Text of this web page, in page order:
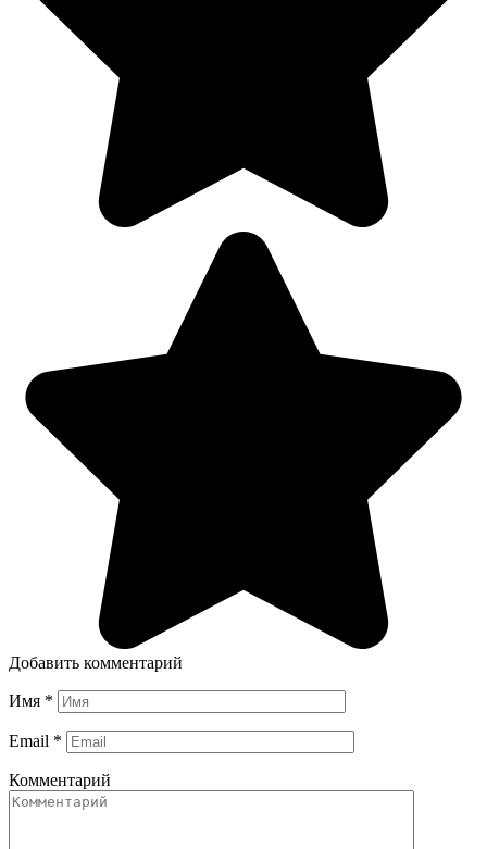
Добавить комментарий
Имя *
Email *
Комментарий